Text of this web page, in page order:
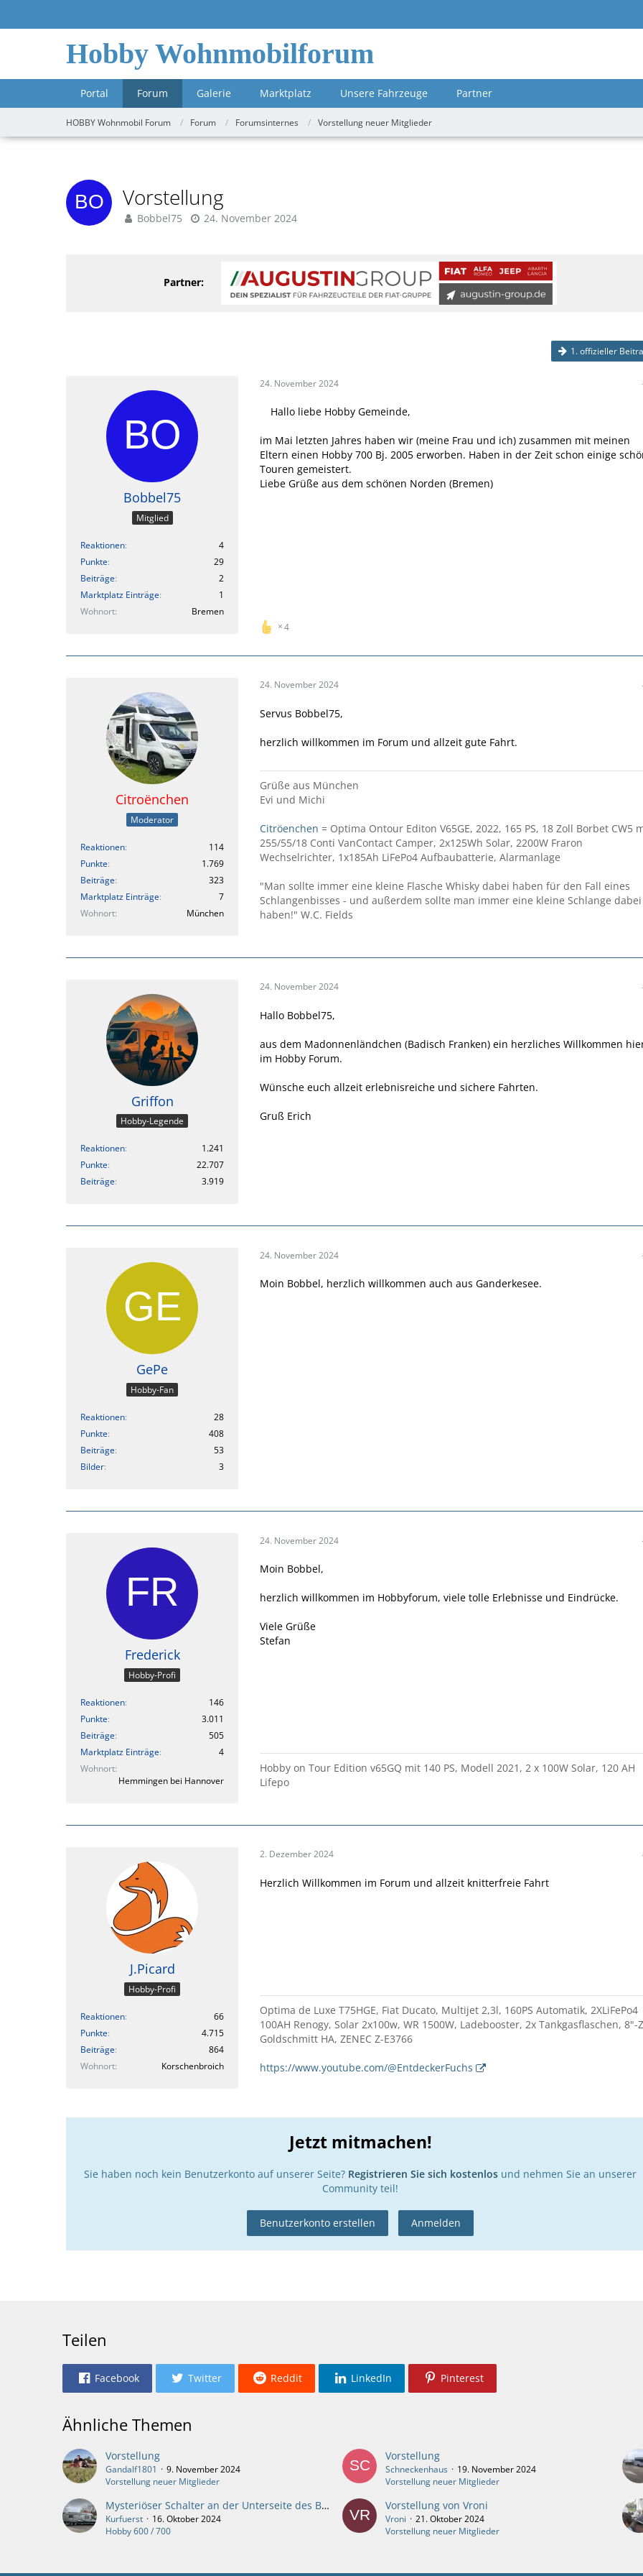
Hobby Wohnmobilforum
Portal Forum Galerie Marktplatz Unsere Fahrzeuge Partner
HOBBY Wohnmobil Forum Forum Forumsinternes Vorstellung neuer Mitglieder
Vorstellung
Bobbel75 24. November 2024
Partner:
1. offizieller
Bobbel75
Mitglied
Reaktionen
4
Punkte
29
Beiträge
2
Marktplatz Einträge
1
Wohnort
Bremen
24. November 2024
Hallo liebe Hobby Gemeinde,
im Mai letzten Jahres haben wir (meine Frau und ich) zusammen mit meinen
Eltern einen Hobby 700 Bj. 2005 erworben. Haben in der Zeit schon einige
Touren gemeistert.
Liebe Grüße aus dem schönen Norden (Bremen)
4
Citroënchen
Moderator
Reaktionen
114
Punkte
1.769
Beiträge
323
Marktplatz Einträge
7
Wohnort
München
24. November 2024
Servus Bobbel75,
herzlich willkommen im Forum und allzeit gute Fahrt.
Grüße aus München
Evi und Michi
Citröenchen = Optima Ontour Editon V65GE, 2022, 165 PS, 18 Zoll Borbet CW5
255/55/18 Conti VanContact Camper, 2x125Wh Solar, 2200W Fraron
Wechselrichter, 1x185Ah LiFePo4 Aufbaubatterie, Alarmanlage
"Man sollte immer eine kleine Flasche Whisky dabei haben für den Fall eines
Schlangenbisses - und außerdem sollte man immer eine kleine Schlange dabei
haben!" W.C. Fields
Griffon
Hobby-Legende
Reaktionen
1.241
Punkte
22.707
Beiträge
3.919
24. November 2024
Hallo Bobbel75,
aus dem Madonnenländchen (Badisch Franken) ein herzliches Willkommen
im Hobby Forum.
Wünsche euch allzeit erlebnisreiche und sichere Fahrten.
Gruß Erich
GePe
Hobby-Fan
Reaktionen
28
Punkte
408
Beiträge
53
Bilder
3
24. November 2024
Moin Bobbel, herzlich willkommen auch aus Ganderkesee.
Frederick
Hobby-Profi
Reaktionen
146
Punkte
3.011
Beiträge
505
Marktplatz Einträge
4
Wohnort
Hemmingen bei Hannover
24. November 2024
Moin Bobbel,
herzlich willkommen im Hobbyforum, viele tolle Erlebnisse und Eindrücke.
Viele Grüße
Stefan
Hobby on Tour Edition v65GQ mit 140 PS, Modell 2021, 2 x 100W Solar, 120 AH
Lifepo
J.Picard
Hobby-Profi
Reaktionen
66
Punkte
4.715
Beiträge
864
Wohnort
Korschenbroich
2. Dezember 2024
Herzlich Willkommen im Forum und allzeit knitterfreie Fahrt
Optima de Luxe T75HGE, Fiat Ducato, Multijet 2,3l, 160PS Automatik, 2XLiFePo4
100AH Renogy, Solar 2x100w, WR 1500W, Ladebooster, 2x Tankgasflaschen, 8"-
Goldschmitt HA, ZENEC Z-E3766
https://www.youtube.com/@EntdeckerFuchs
Jetzt mitmachen!
Sie haben noch kein Benutzerkonto auf unserer Seite? Registrieren Sie sich kostenlos und nehmen Sie an unserer
Community teil!
Benutzerkonto erstellen Anmelden
Teilen
Facebook Twitter Reddit LinkedIn Pinterest
Ähnliche Themen
Vorstellung
Gandalf1801
9. November 2024
Vorstellung neuer Mitglieder
Vorstellung
Schneckenhaus
19. November 2024
Vorstellung neuer Mitglieder
Mysteriöser Schalter an der Unterseite des Bedienteil vom Kühlschrank thetford n145
Kurfuerst
16. Oktober 2024
Hobby 600 / 700
Vorstellung von Vroni
Vroni
21. Oktober 2024
Vorstellung neuer Mitglieder